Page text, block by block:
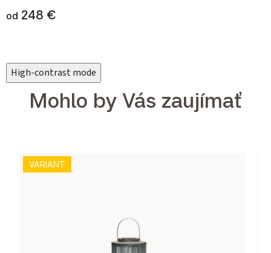
od 248 €
High-contrast mode
Mohlo by Vás zaujímať
VARIANT